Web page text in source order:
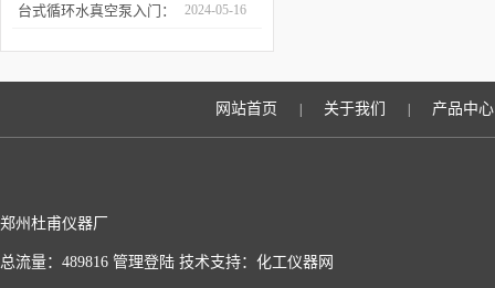
与故障排除指南
台式循环水真空泵入门： 2024-05-16
网站首页 关于我们 产品中心
郑州杜甫仪器厂
总流量：489816 管理登陆 技术支持： 化工仪器网